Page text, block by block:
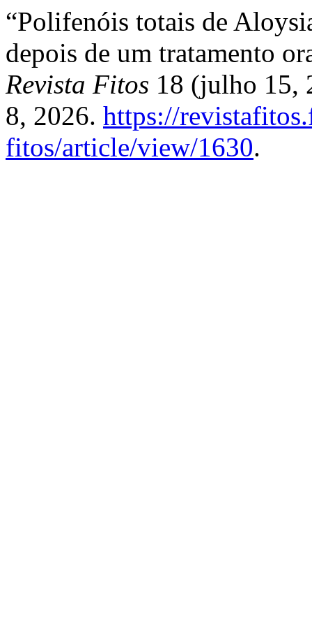
“Polifenóis totais de
depois de um tratamento
Revista Fitos 18 (julho 15,
8, 2026. https://
fitos/article/view/1630.